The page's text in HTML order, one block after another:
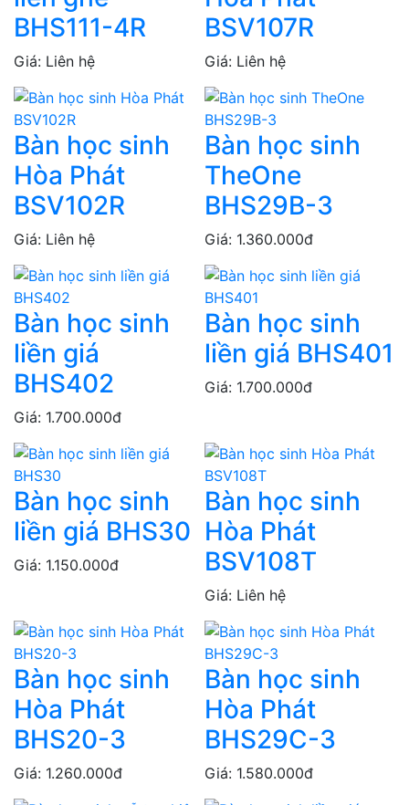
BHS111-4R
Giá: Liên hệ
BSV107R
Giá: Liên hệ
Bàn học sinh
Hòa Phát
BSV102R
Giá: Liên hệ
Bàn học sinh
TheOne
BHS29B-3
Giá: 1.360.000đ
Bàn học sinh
liền giá
BHS402
Giá: 1.700.000đ
Bàn học sinh
liền giá BHS401
Giá: 1.700.000đ
Bàn học sinh
liền giá BHS30
Giá: 1.150.000đ
Bàn học sinh
Hòa Phát
BSV108T
Giá: Liên hệ
Bàn học sinh
Hòa Phát
BHS20-3
Giá: 1.260.000đ
Bàn học sinh
Hòa Phát
BHS29C-3
Giá: 1.580.000đ